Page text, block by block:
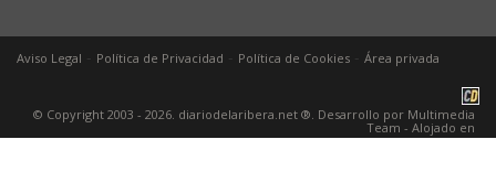
Aviso Legal Política de Privacidad Política de Cookies Área privada
© Copyright 2003 - 2026. diariodelaribera.net ®. Desarrollo por Multimedia
Team - Alojado en